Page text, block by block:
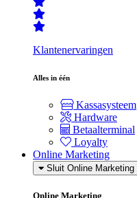
Klantenervaringen
Alles in één
Kassasysteem
Hardware
Betaalterminal
Loyalty
Online Marketing
Sluit Online Marketing
Online Marketing